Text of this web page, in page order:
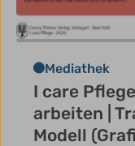
Mediathek
I care
arbeiten |
Modell